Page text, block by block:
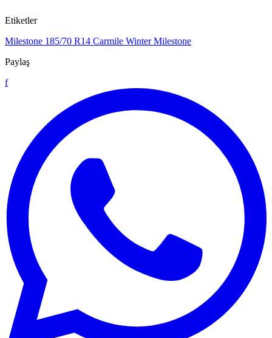
Etiketler
Milestone 185/70 R14 Carmile Winter Milestone
Paylaş
f